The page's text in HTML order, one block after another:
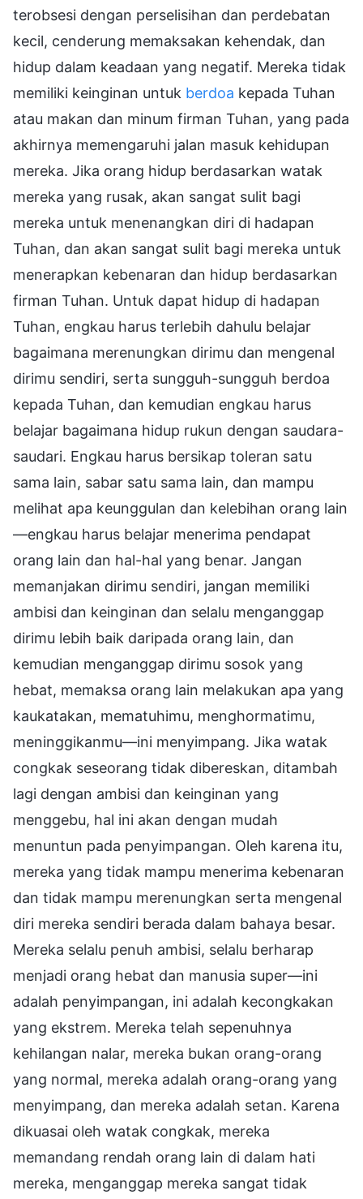
terobsesi dengan perselisihan dan perdebatan
kecil, cenderung memaksakan kehendak, dan
hidup dalam keadaan yang negatif. Mereka tidak
memiliki keinginan untuk berdoa kepada Tuhan
atau makan dan minum firman Tuhan, yang pada
akhirnya memengaruhi jalan masuk kehidupan
mereka. Jika orang hidup berdasarkan watak
mereka yang rusak, akan sangat sulit bagi
mereka untuk menenangkan diri di hadapan
Tuhan, dan akan sangat sulit bagi mereka untuk
menerapkan kebenaran dan hidup berdasarkan
firman Tuhan. Untuk dapat hidup di hadapan
Tuhan, engkau harus terlebih dahulu belajar
bagaimana merenungkan dirimu dan mengenal
dirimu sendiri, serta sungguh-sungguh berdoa
kepada Tuhan, dan kemudian engkau harus
belajar bagaimana hidup rukun dengan saudara-
saudari. Engkau harus bersikap toleran satu
sama lain, sabar satu sama lain, dan mampu
melihat apa keunggulan dan kelebihan orang lain
—engkau harus belajar menerima pendapat
orang lain dan hal-hal yang benar. Jangan
memanjakan dirimu sendiri, jangan memiliki
ambisi dan keinginan dan selalu menganggap
dirimu lebih baik daripada orang lain, dan
kemudian menganggap dirimu sosok yang
hebat, memaksa orang lain melakukan apa yang
kaukatakan, mematuhimu, menghormatimu,
meninggikanmu—ini menyimpang. Jika watak
congkak seseorang tidak dibereskan, ditambah
lagi dengan ambisi dan keinginan yang
menggebu, hal ini akan dengan mudah
menuntun pada penyimpangan. Oleh karena itu,
mereka yang tidak mampu menerima kebenaran
dan tidak mampu merenungkan serta mengenal
diri mereka sendiri berada dalam bahaya besar.
Mereka selalu penuh ambisi, selalu berharap
menjadi orang hebat dan manusia super—ini
adalah penyimpangan, ini adalah kecongkakan
yang ekstrem. Mereka telah sepenuhnya
kehilangan nalar, mereka bukan orang-orang
yang normal, mereka adalah orang-orang yang
menyimpang, dan mereka adalah setan. Karena
dikuasai oleh watak congkak, mereka
memandang rendah orang lain di dalam hati
mereka, menganggap mereka sangat tidak